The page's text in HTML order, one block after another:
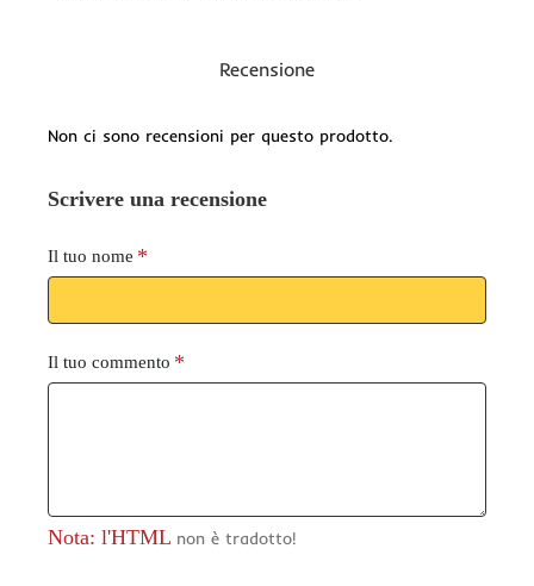
Recensione
Non ci sono recensioni per questo prodotto.
Scrivere una recensione
Il tuo nome
Il tuo commento
Nota: l'HTML non è tradotto!